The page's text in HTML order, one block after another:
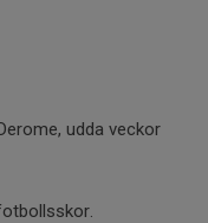
udda veckor